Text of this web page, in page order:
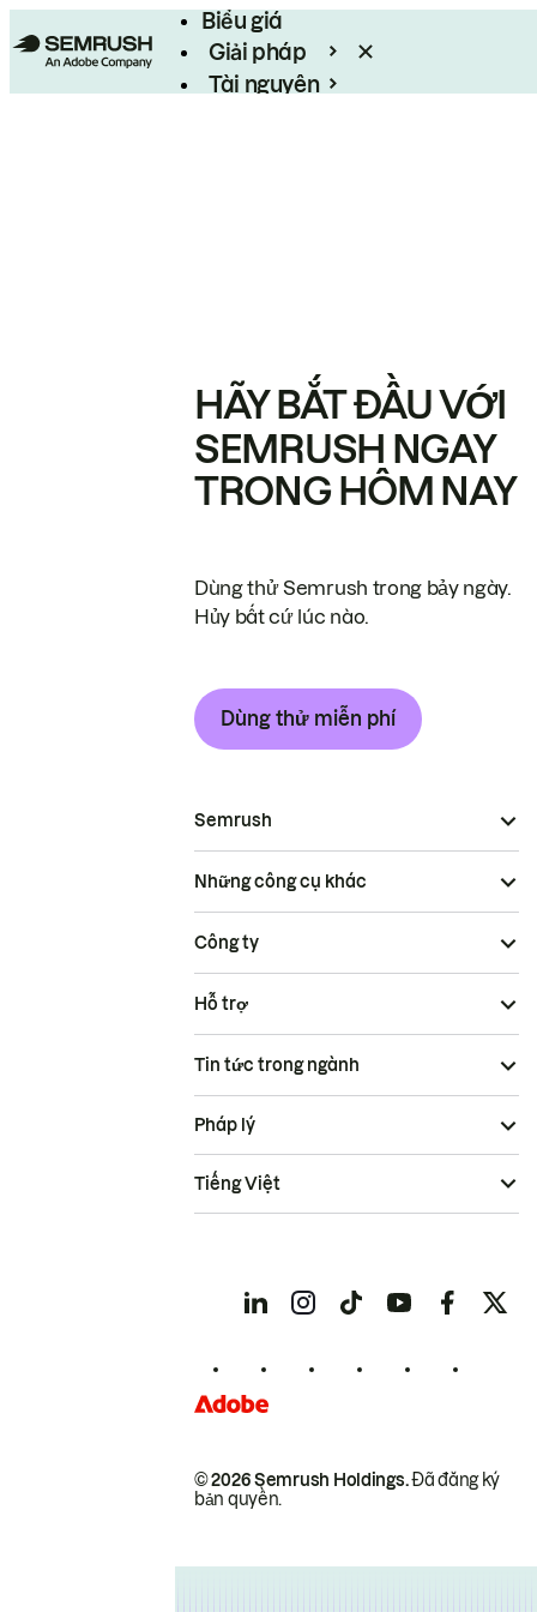
Biểu giá
Giải pháp
Tài nguyên
HÃY BẮT ĐẦU VỚI
SEMRUSH NGAY
TRONG HÔM NAY
Dùng thử Semrush trong bảy ngày.
Hủy bất cứ lúc nào.
Dùng thử miễn phí
Semrush
Những công cụ khác
Công ty
Hỗ trợ
Tin tức trong ngành
© 2026 Semrush Holdings.Đã đăng ký
bản quyền.
Pháp lý
Tiếng Việt